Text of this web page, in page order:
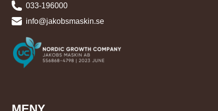
033-196000
info@jakobsmaskin.se